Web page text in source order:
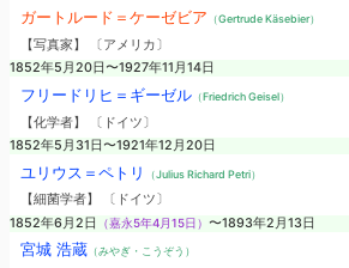
ガートルード＝ケーゼビア （Gertrude Käsebier）
【写真家】 〔アメリカ〕
1852年5月20日〜1927年11月14日
フリードリヒ＝ギーゼル（Friedrich Geisel）
【化学者】 〔ドイツ〕
1852年5月31日〜1921年12月20日
ユリウス＝ペトリ （Julius Richard Petri）
【細菌学者】 〔ドイツ〕
1852年6月2日
（嘉永5年4月15日） 〜1893年2月13日
宮城 浩蔵（みやぎ・こうぞう）